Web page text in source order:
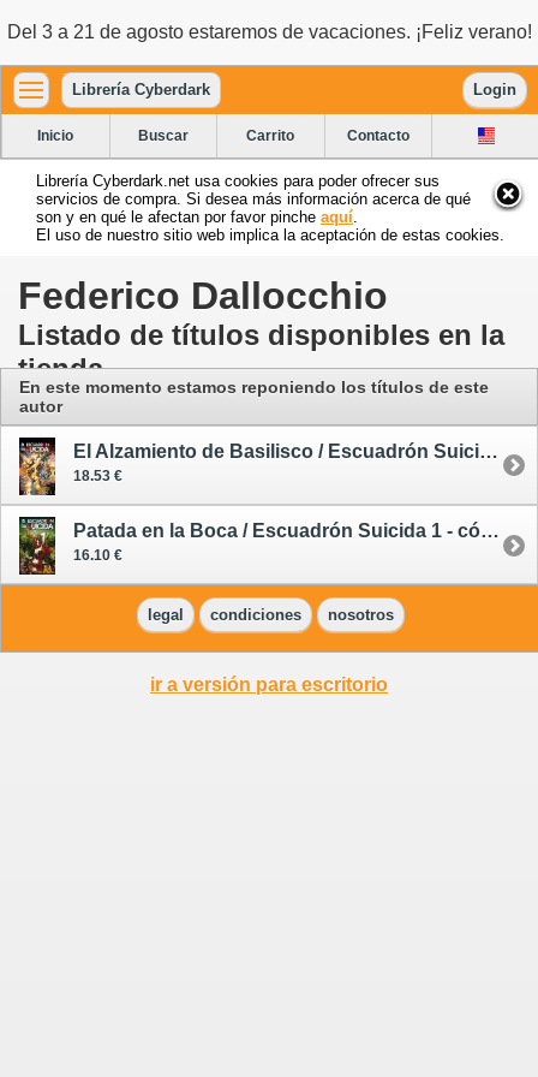
Del 3 a 21 de agosto estaremos de vacaciones. ¡Feliz verano!
Librería Cyberdark Login
Inicio Buscar Carrito Contacto
Librería Cyberdark.net usa cookies para poder ofrecer sus
servicios de compra. Si desea más información acerca de qué
son y en qué le afectan por favor pinche aquí
El uso de nuestro sitio web implica la aceptación de estas cookies.
Federico Dallocchio
Listado de títulos disponibles en la
tienda
En este momento estamos reponiendo los títulos de este
autor
El Alzamiento de Basilisco / Escuadrón Suicida 2 - cómic
18.53 €
Patada en la Boca / Escuadrón Suicida 1 - cómic
16.10 €
legal condiciones nosotros
ir a versión para escritorio